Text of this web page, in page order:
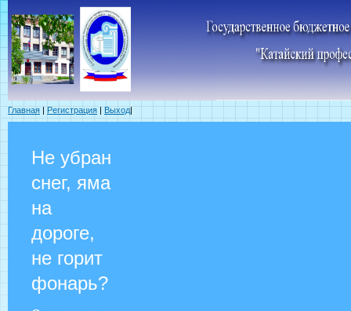
Главная | Регистрация | Выход|
Не убран
снег, яма
на
дороге,
не горит
фонарь?